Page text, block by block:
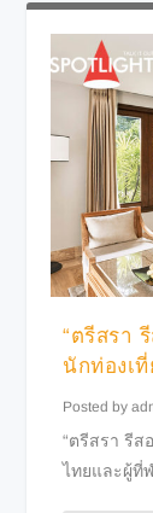
“ตรีสรา
นักท่องเ
Posted by
“ตรีสรา รีส
ไทยและผู้ที่